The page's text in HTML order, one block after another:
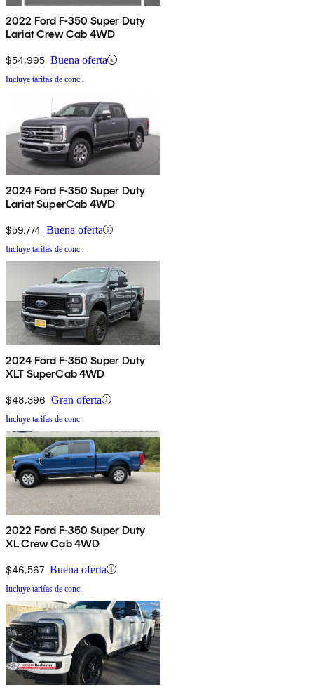
2022 Ford F-350 Super Duty
Lariat Crew Cab 4WD
$54,995 Buena oferta
Incluye tarifas de conc.
2024 Ford F-350 Super Duty
Lariat SuperCab 4WD
$59,774 Buena oferta
Incluye tarifas de conc.
2024 Ford F-350 Super Duty
XLT SuperCab 4WD
$48,396 Gran oferta
Incluye tarifas de conc.
2022 Ford F-350 Super Duty
XL Crew Cab 4WD
$46,567 Buena oferta
Incluye tarifas de conc.